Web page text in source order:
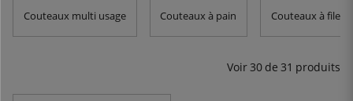
bout. C'est aussi le couteau préféré de Marco Pierre
White !
Couteaux multi usage Couteaux à pain Couteaux à filet
Voir 30 de 31 produits